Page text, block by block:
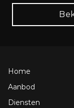
Home
Aanbod
Diensten